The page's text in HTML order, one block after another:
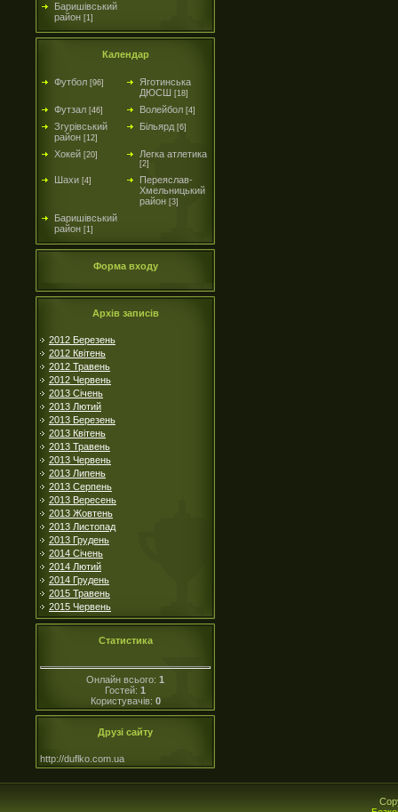
Баришівський
район [1]
Календар
Футбол [96]
Яготинська
ДЮСШ [18]
Футзал [46] Волейбол [4]
Згурівський
район [12]
Більярд [6]
Хокей [20] Легка атлетика
[2]
Шахи [4]
Переяслав-
Хмельницький
район [3]
Баришівський
район [1]
Форма входу
Архів записів
2012 Березень
2012 Квітень
2012 Травень
2012 Червень
2013 Січень
2013 Лютий
2013 Березень
2013 Квітень
2013 Травень
2013 Червень
2013 Липень
2013 Серпень
2013 Вересень
2013 Жовтень
2013 Листопад
2013 Грудень
2014 Січень
2014 Лютий
2014 Грудень
2015 Травень
2015 Червень
Статистика
Онлайн всього: 1
Гостей: 1
Користувачів: 0
Друзі сайту
http://duflko.com.ua